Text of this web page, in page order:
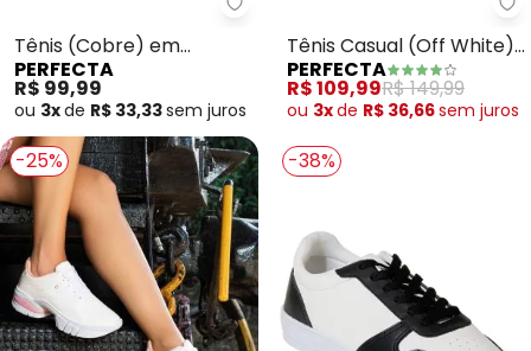
Perfecta - Tênis (Cobre) em
Tênis (Cobre) em
Sintético
PERFECTA
R$ 99,99
ou 3xde R$ 33,33sem juros
Tênis Casual (Off White)
em Material Sintético
PERFECTA
R$ 109,99R$ 149,99
ou 3xde R$ 36,66sem juros
-25% -38%